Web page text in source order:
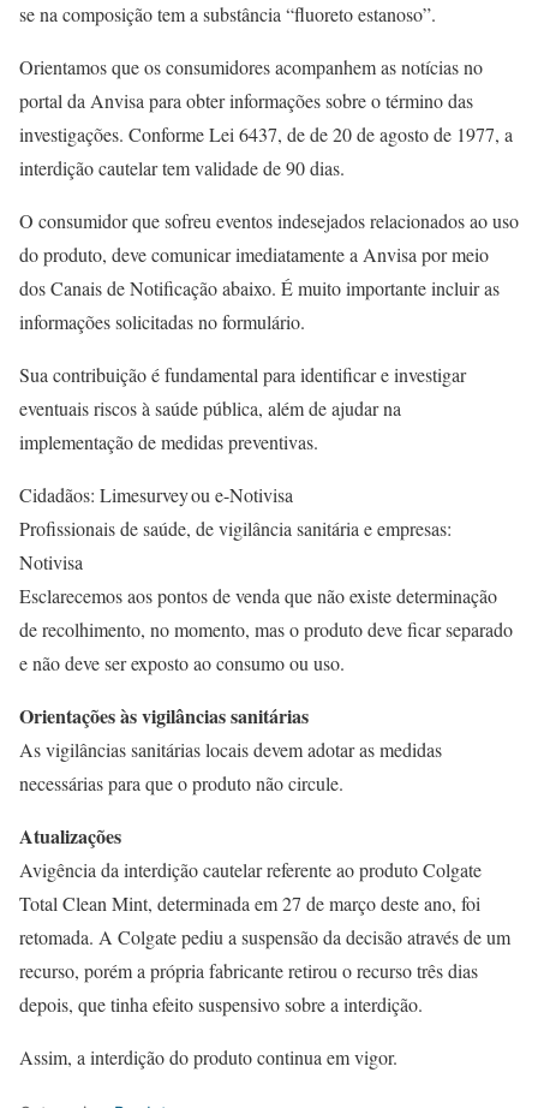
se na composição tem a substância “fluoreto estanoso”.
Orientamos que os consumidores acompanhem as notícias no
portal da Anvisa para obter informações sobre o término das
investigações. Conforme Lei 6437, de de 20 de agosto de 1977, a
interdição cautelar tem validade de 90 dias.
O consumidor que sofreu eventos indesejados relacionados ao uso
do produto, deve comunicar imediatamente a Anvisa por meio
dos Canais de Notificação abaixo. É muito importante incluir as
informações solicitadas no formulário.
Sua contribuição é fundamental para identificar e investigar
eventuais riscos à saúde pública, além de ajudar na
implementação de medidas preventivas.
Cidadãos: Limesurvey ou e-Notivisa
Profissionais de saúde, de vigilância sanitária e empresas:
Notivisa
Esclarecemos aos pontos de venda que não existe determinação
de recolhimento, no momento, mas o produto deve ficar separado
e não deve ser exposto ao consumo ou uso.
Orientações às vigilâncias sanitárias
As vigilâncias sanitárias locais devem adotar as medidas
necessárias para que o produto não circule.
Atualizações
Avigência da interdição cautelar referente ao produto Colgate
Total Clean Mint, determinada em 27 de março deste ano, foi
retomada. A Colgate pediu a suspensão da decisão através de um
recurso, porém a própria fabricante retirou o recurso três dias
depois, que tinha efeito suspensivo sobre a interdição.
Assim, a interdição do produto continua em vigor.